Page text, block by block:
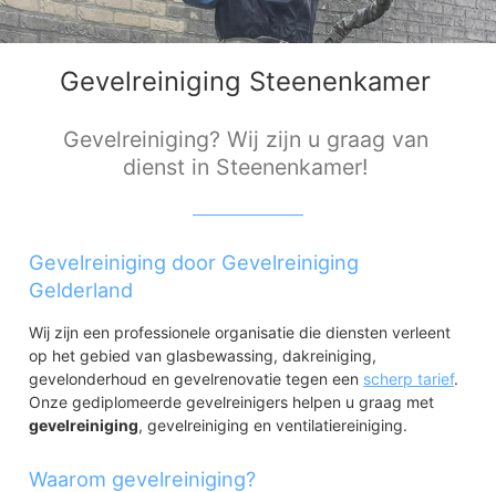
Gevelreiniging Steenenkamer
Gevelreiniging? Wij zijn u graag van
dienst in Steenenkamer!
Gevelreiniging door Gevelreiniging
Gelderland
Wij zijn een professionele organisatie die diensten verleent
op het gebied van glasbewassing, dakreiniging,
gevelonderhoud en gevelrenovatie tegen een scherp tarief.
Onze gediplomeerde gevelreinigers helpen u graag met
gevelreiniging, gevelreiniging en ventilatiereiniging.
Waarom gevelreiniging?